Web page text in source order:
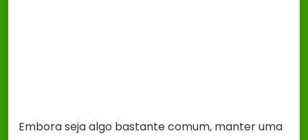
Embora seja algo bastante comum, manter uma